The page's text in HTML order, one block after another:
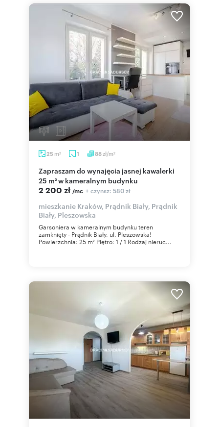
25 m2 1 88zł/m2
Zapraszam do wynajęcia jasnej kawalerki
25 m² w kameralnym budynku
2 200 zł /mc + czynsz: 580 zł
mieszkanie Kraków, Prądnik Biały, Prądnik
Biały, Pleszowska
Garsoniera w kameralnym budynku teren
zamknięty - Prądnik Biały, ul. Pleszowska!
Powierzchnia: 25 m² Piętro: 1 / 1 Rodzaj nieruc...